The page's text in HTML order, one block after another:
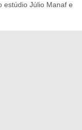
estúdio Júlio Manaf e